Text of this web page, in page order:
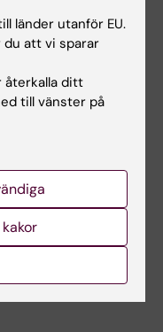
Zheng Chang,
Amy Leval,
online 23 mars
länder utanför EU.
du att vi sparar
återkalla ditt
till vänster på